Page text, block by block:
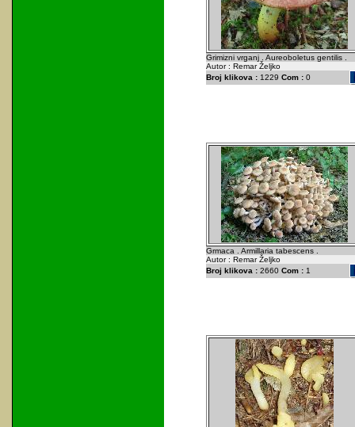
Grimizni vrganj . Aureoboletus gentilis .
Autor : Remar Željko
Broj klikova :1229 Com :0
Grmaca . Armillaria tabescens .
Autor : Remar Željko
Broj klikova :2660 Com :1